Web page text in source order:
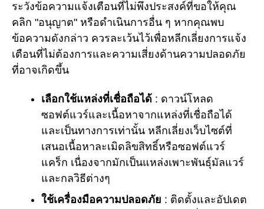
ระวังข้อความแจ้งเตือนที่ไม่พึงประสงค์ที่ขอให้คุณ
คลิก "อนุญาต" หรือดำเนินการอื่น ๆ หากคุณพบ
ข้อความดังกล่าว ควรละเว้นไว้เพื่อหลีกเลี่ยงการแจ้ง
เตือนที่ไม่ต้องการและความเสี่ยงด้านความปลอดภัย
ที่อาจเกิดขึ้น
เลือกใช้แหล่งที่เชื่อถือได้ : ดาวน์โหลด
ซอฟต์แวร์และเนื้อหาจากแหล่งที่เชื่อถือได้
และเป็นทางการเท่านั้น หลีกเลี่ยงเว็บไซต์ที่
เสนอเนื้อหาละเมิดลิขสิทธิ์หรือซอฟต์แวร์
แคร็ก เนื่องจากมักเป็นแหล่งเพาะพันธุ์มัลแวร์
และกลวิธีต่างๆ
ใช้เครื่องมือความปลอดภัย : ติดตั้งและอัปเดต